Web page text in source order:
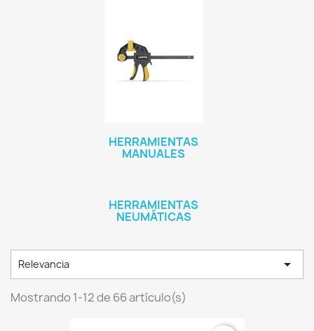
HERRAMIENTAS
MANUALES
HERRAMIENTAS
NEUMÁTICAS
Relevancia 
Mostrando 1-12 de 66 artículo(s)